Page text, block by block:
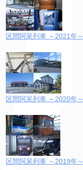
区間阿呆列車 ～2021年～
区間阿呆列車 ～2020年～
区間阿呆列車 ～2019年～